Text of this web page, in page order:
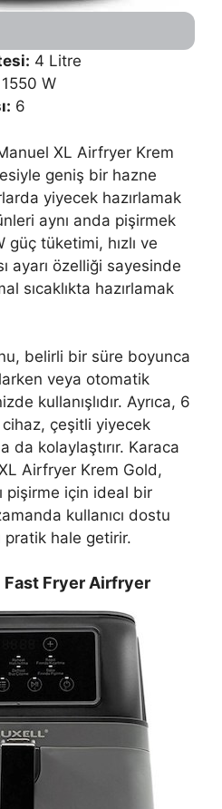
4 Litre
1550 W
6
XL Airfryer Krem
geniş bir hazne
yiyecek hazırlamak
aynı anda pişirmek
tüketimi, hızlı ve
ayarı özelliği sayesinde
sıcaklıkta hazırlamak
belirli bir süre boyunca
veya otomatik
kullanışlıdır. Ayrıca, 6
cihaz, çeşitli yiyecek
da kolaylaştırır. Karaca
Airfryer Krem Gold,
pişirme için ideal bir
kullanıcı dostu
pratik hale getirir.
Fast Fryer Airfryer